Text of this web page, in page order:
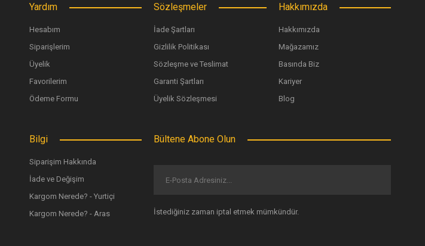
Yardım
Hesabım
Siparişlerim
Üyelik
Favorilerim
Ödeme Formu
Sözleşmeler
İade Şartları
Gizlilik Politikası
Sözleşme ve Teslimat
Garanti Şartları
Üyelik Sözleşmesi
Hakkımızda
Hakkımızda
Mağazamız
Basında Biz
Kariyer
Blog
Bilgi
Siparişim Hakkında
İade ve Değişim
Kargom Nerede? - Yurtiçi
Kargom Nerede? - Aras
Bültene Abone Olun
İstediğiniz zaman iptal etmek mümkündür.